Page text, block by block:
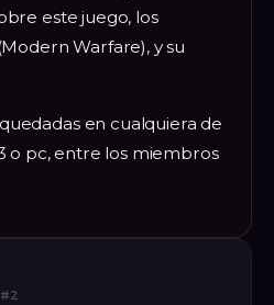
este juego, los
Warfare), y su
en cualquiera de
o pc, entre los miembros
#2